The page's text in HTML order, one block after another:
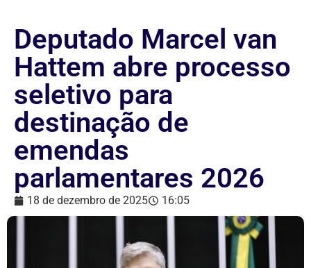
Deputado Marcel van
Hattem abre processo
seletivo para
destinação de
emendas
parlamentares 2026
18 de dezembro de 2025 16:05